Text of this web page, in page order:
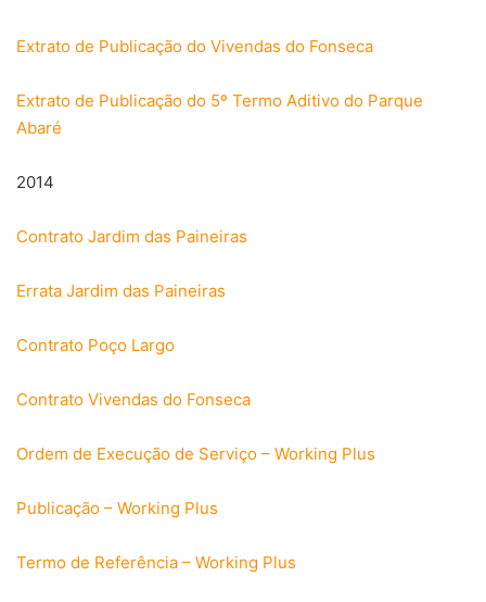
Extrato de Publicação do Vivendas do Fonseca
Extrato de Publicação do 5º Termo Aditivo do Parque
Abaré
2014
Contrato Jardim das Paineiras
Errata Jardim das Paineiras
Contrato Poço Largo
Contrato Vivendas do Fonseca
Ordem de Execução de Serviço – Working Plus
Publicação – Working Plus
Termo de Referência – Working Plus